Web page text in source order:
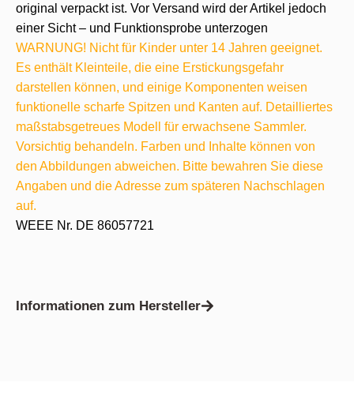
original verpackt ist. Vor Versand wird der Artikel jedoch
einer Sicht – und Funktionsprobe unterzogen
WARNUNG! Nicht für Kinder unter 14 Jahren geeignet.
Es enthält Kleinteile, die eine Erstickungsgefahr
darstellen können, und einige Komponenten weisen
funktionelle scharfe Spitzen und Kanten auf. Detailliertes
maßstabsgetreues Modell für erwachsene Sammler.
Vorsichtig behandeln. Farben und Inhalte können von
den Abbildungen abweichen. Bitte bewahren Sie diese
Angaben und die Adresse zum späteren Nachschlagen
auf.
WEEE Nr. DE 86057721
Informationen zum Hersteller